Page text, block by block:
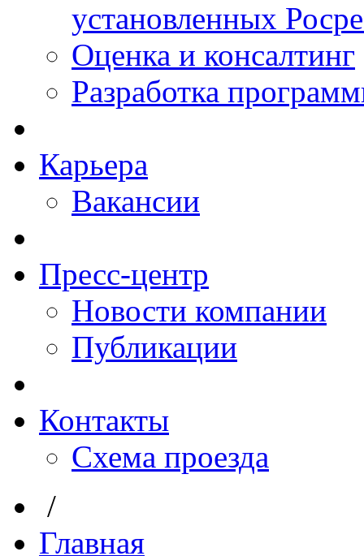
установленных
Оценка и консалтинг
Разработка
Карьера
Вакансии
Пресс-центр
Новости компании
Публикации
Контакты
Схема проезда
/
Главная